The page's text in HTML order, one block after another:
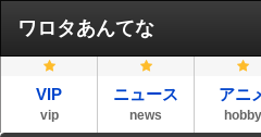
ワロタあんてな
VIP
vip
ニュース
news
アニ
hobby